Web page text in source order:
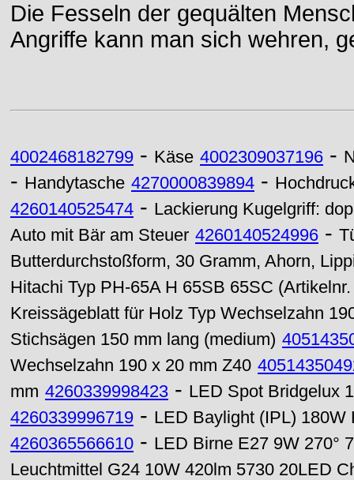
Die Fesseln der gequälten
Angriffe kann man sich wehren,
4002468182799 - Käse 4002309037196 -
- Handytasche 4270000839894 -
4260140525474 - Lackierung Kugelgriff:
Auto mit Bär am Steuer 4260140524996 -
Butterdurchstoßform, 30 Gramm, Ahorn,
Hitachi Typ PH-65A H 65SB 65SC
Kreissägeblatt für Holz Typ Wechselzahn
Stichsägen 150 mm lang (medium)
Wechselzahn 190 x 20 mm Z40
mm 4260339998423 - LED Spot Bridgelux
4260339996719 - LED Baylight (IPL) 180W
4260365566610 - LED Birne E27 9W 270°
Leuchtmittel G24 10W 420lm 5730 20LED